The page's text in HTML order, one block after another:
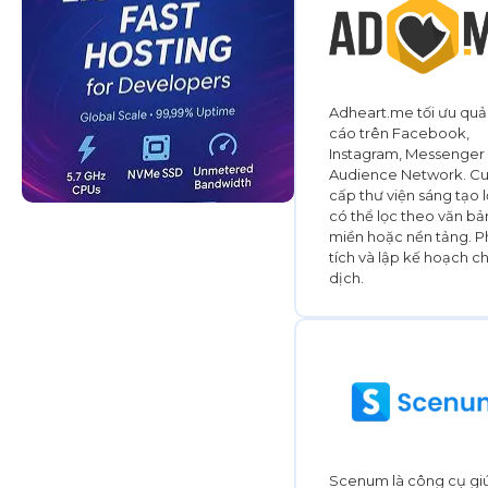
Adheart.me tối ưu
cáo trên Facebook,
Instagram, Messenger
Audience Network.
cấp thư viện sáng tạo
có thể lọc theo văn
miền hoặc nền tảng.
tích và lập kế hoạch
dịch.
Scenum là công cụ